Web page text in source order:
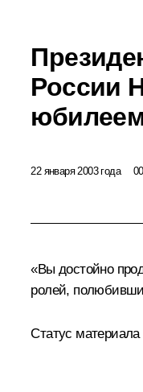
России
22 января 2003 года
«Вы достойно
ролей,
Статус материала